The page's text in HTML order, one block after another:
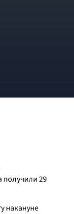
получили 29
накануне